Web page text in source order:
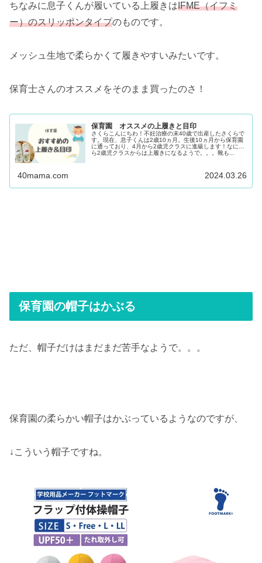
ちなみに息子くんが履いている上履きはIFME（イフミ
ー）のスリッポンタイプのものです。
メッシュ生地で柔らかくて履きやすいみたいです。
保育士さんのオススメをそのまま買ったのさ！
保育園 オススメの上履きと目印
さくらこんにちわ！不妊治療の末40歳で出産したさくらで
す。現在、息子くんは2歳10ヵ月。生後10ヵ月から保育園
に通っており、4月から2歳児クラスに進級します！なにや
ら2歳児クラスからは上履きになるようで。。。靴も...
40mama.com 2024.03.26
保育園の帽子はかぶる
ただ、帽子だけはまだまだ苦手なようで。。。
保育園の柔らかい帽子はかぶっているようなのですが、
↓こういう帽子ですね。